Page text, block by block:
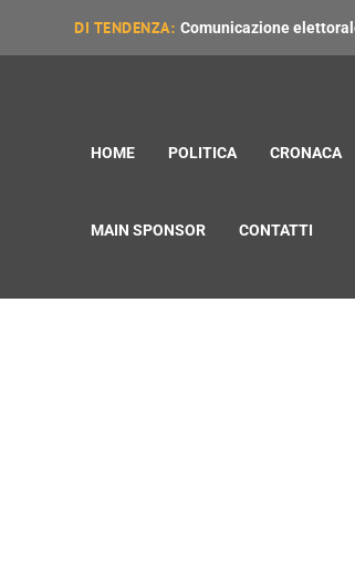
DI TENDENZA: Comunicazione
HOME POLITICA CRONACA
MAIN SPONSOR CONTATTI